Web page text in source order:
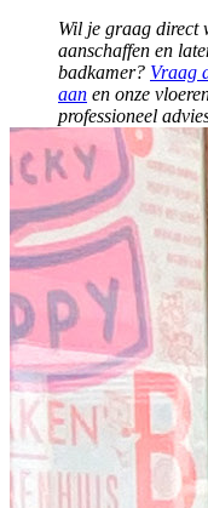
Wil je graag direct
aanschaffen en
badkamer? Vraag
aan en onze
professioneel